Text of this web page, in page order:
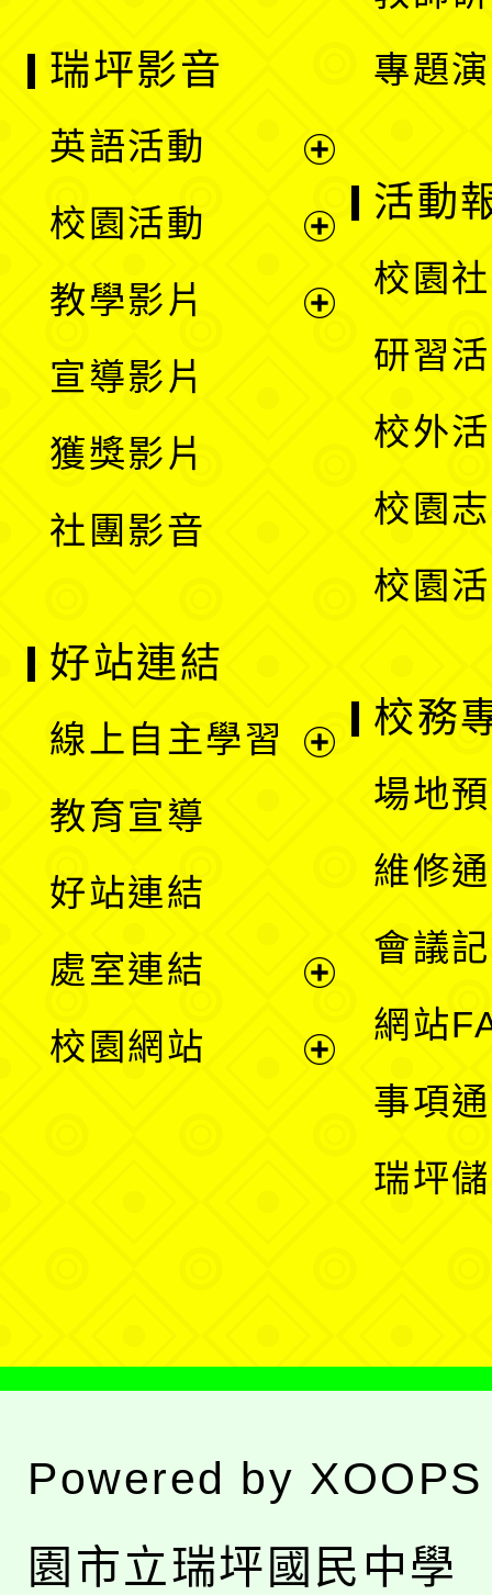
專題
瑞坪影音
英語活動
選
校園活動
教學影片
宣導影片
獲獎影片
社團影音
活動
校園
研習
校外
校園
校園
好站連結
線上自主學習
單
教育宣導
好站連結
處室連結
校園網站
校務
場地
維修
會議
網站
事項
瑞坪
Powered by XOOPS
園市立瑞坪國民中學